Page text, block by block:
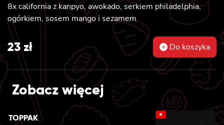
8x california z kanpyo, awokado, serkiem philadelphia,
ogórkiem, sosem mango i sezamem
23zł Do koszyka
Zobacz więcej
TOPPAK ★